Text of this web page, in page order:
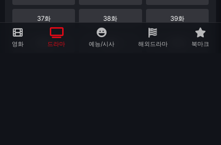
37화 38화 39화
40화 41화
영화 드라마 예능/시사 해외드라마 북마크